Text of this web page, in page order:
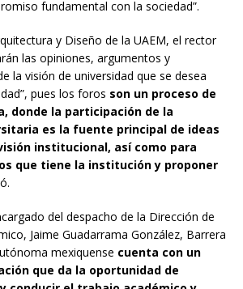
fundamental con la sociedad”.
y Diseño de la UAEM, el rector
las opiniones, argumentos y
la visión de universidad que se desea
pues los foros son un proceso de
donde la participación de la
es la fuente principal de ideas
institucional, así como para
que tiene la institución y proponer
del despacho de la Dirección de
Jaime Guadarrama González, Barrera
mexiquense cuenta con un
que da la oportunidad de